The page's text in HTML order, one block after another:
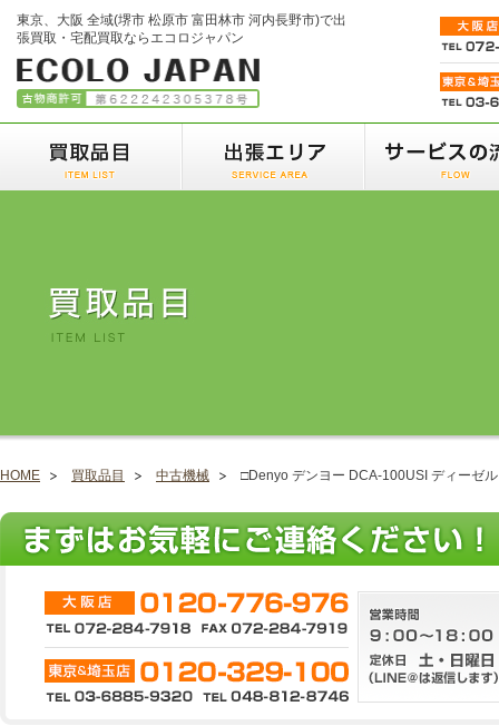
東京、大阪 全域(堺市 松原市 富田林市 河内長野市)で出
張買取・宅配買取ならエコロジャパン
HOME 買取品目 中古機械 □Denyo デンヨー DCA-100USI ディーゼ